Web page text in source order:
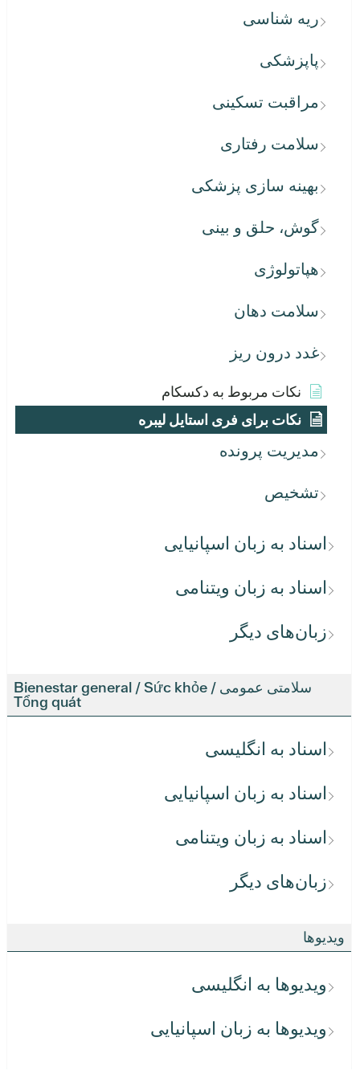
ریه شناسی
پاپزشکی
مراقبت تسکینی
سلامت رفتاری
بهینه سازی پزشکی
گوش، حلق و بینی
هپاتولوژی
سلامت دهان
غدد درون ریز
نکات مربوط به دکسکام
نکات برای فری استایل لیبره
مدیریت پرونده
تشخیص
اسناد به زبان اسپانیایی
اسناد به زبان ویتنامی
زبان‌های دیگر
سلامتی عمومی / Bienestar general / Sức khỏe
Tổng quát
اسناد به انگلیسی
اسناد به زبان اسپانیایی
اسناد به زبان ویتنامی
زبان‌های دیگر
ویدیوها
ویدیوها به انگلیسی
ویدیوها به زبان اسپانیایی